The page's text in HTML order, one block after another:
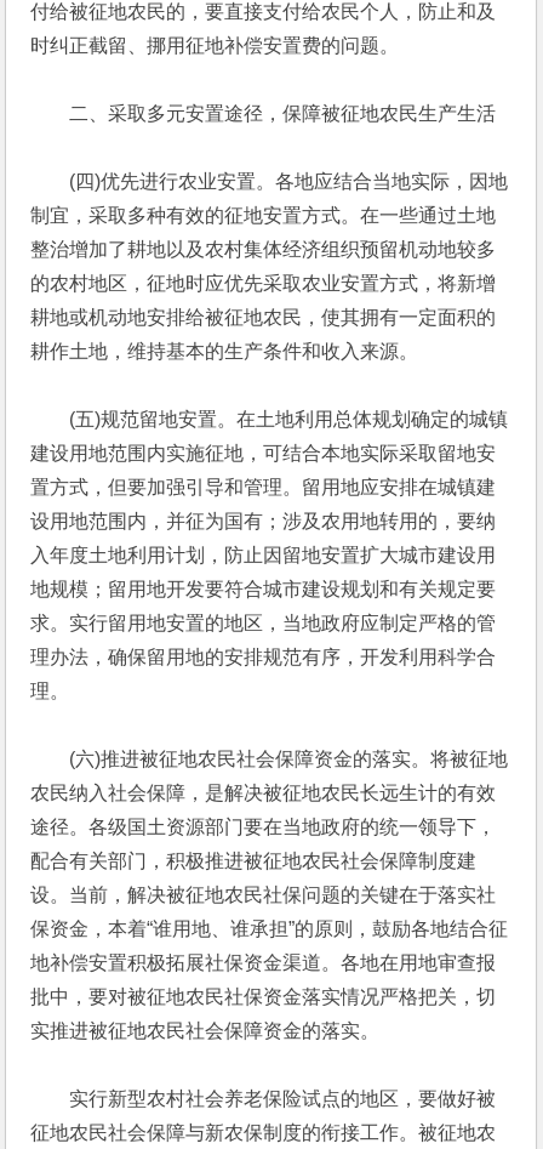
付给被征地农民的，要直接支付给农民个人，防止和及
时纠正截留、挪用征地补偿安置费的问题。
二、采取多元安置途径，保障被征地农民生产生活
(四)优先进行农业安置。各地应结合当地实际，因地
制宜，采取多种有效的征地安置方式。在一些通过土地
整治增加了耕地以及农村集体经济组织预留机动地较多
的农村地区，征地时应优先采取农业安置方式，将新增
耕地或机动地安排给被征地农民，使其拥有一定面积的
耕作土地，维持基本的生产条件和收入来源。
(五)规范留地安置。在土地利用总体规划确定的城镇
建设用地范围内实施征地，可结合本地实际采取留地安
置方式，但要加强引导和管理。留用地应安排在城镇建
设用地范围内，并征为国有；涉及农用地转用的，要纳
入年度土地利用计划，防止因留地安置扩大城市建设用
地规模；留用地开发要符合城市建设规划和有关规定要
求。实行留用地安置的地区，当地政府应制定严格的管
理办法，确保留用地的安排规范有序，开发利用科学合
理。
(六)推进被征地农民社会保障资金的落实。将被征地
农民纳入社会保障，是解决被征地农民长远生计的有效
途径。各级国土资源部门要在当地政府的统一领导下，
配合有关部门，积极推进被征地农民社会保障制度建
设。当前，解决被征地农民社保问题的关键在于落实社
保资金，本着“谁用地、谁承担”的原则，鼓励各地结合征
地补偿安置积极拓展社保资金渠道。各地在用地审查报
批中，要对被征地农民社保资金落实情况严格把关，切
实推进被征地农民社会保障资金的落实。
实行新型农村社会养老保险试点的地区，要做好被
征地农民社会保障与新农保制度的衔接工作。被征地农